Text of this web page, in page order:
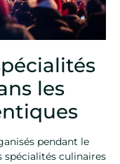
les
pendant le
culinaires